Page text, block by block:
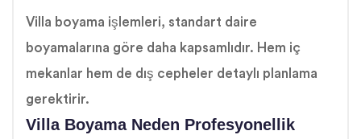
Villa boyama işlemleri, standart daire
boyamalarına göre daha kapsamlıdır. Hem iç
mekanlar hem de dış cepheler detaylı planlama
gerektirir.
Villa Boyama Neden Profesyonellik